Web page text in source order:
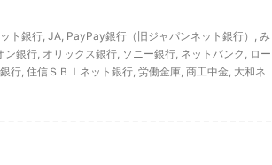
ト銀行, JA, PayPay銀行（旧ジャパンネット銀行） , み
ン銀行, オリックス銀行, ソニー銀行, ネットバンク , ロー
行, 住信ＳＢＩネット銀行, 労働金庫, 商工中金, 大和ネ